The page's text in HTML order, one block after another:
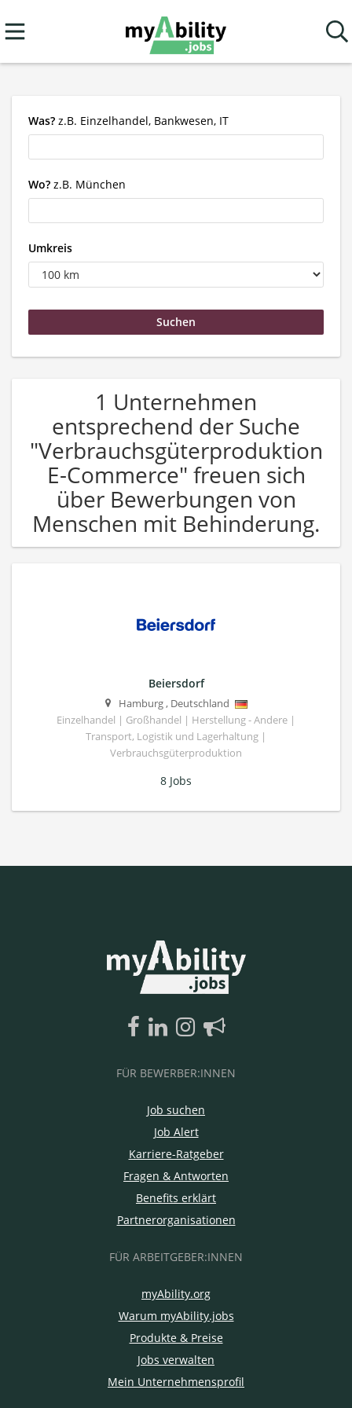
Was? z.B. Einzelhandel, Bankwesen, IT
Wo? z.B. München
Umkreis
1 Unternehmen
entsprechend der Suche
"Verbrauchsgüterproduktion
E-Commerce" freuen sich
über Bewerbungen von
Menschen mit Behinderung.
Beiersdorf
Hamburg, Deutschland
Einzelhandel | Großhandel | Herstellung - Andere |
Transport, Logistik und Lagerhaltung |
Verbrauchsgüterproduktion
8 Jobs
FÜR BEWERBER:INNEN
Job suchen
Job Alert
Karriere-Ratgeber
Fragen & Antworten
Benefits erklärt
Partnerorganisationen
FÜR ARBEITGEBER:INNEN
myAbility.org
Warum myAbility.jobs
Produkte & Preise
Jobs verwalten
Mein Unternehmensprofil